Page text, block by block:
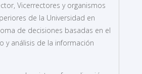
Vicerrectores y organismos
de la Universidad en
de decisiones basadas en el
y análisis de la información